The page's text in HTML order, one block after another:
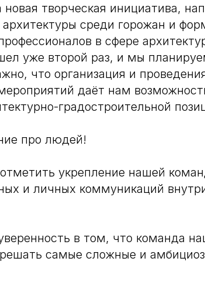
творческая инициатива,
среди горожан и
в сфере
уже второй раз, и мы
что организация и
даёт нам
градостроительной
про людей!
укрепление нашей
и личных коммуникаций
в том, что команда
самые сложные и